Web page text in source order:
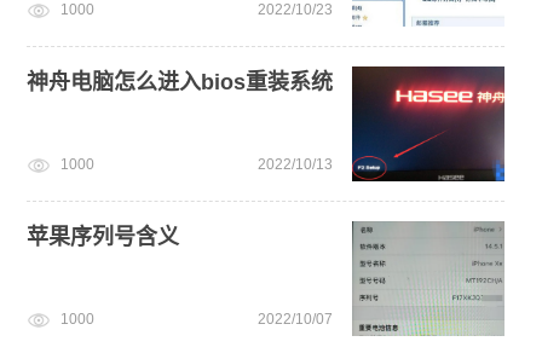
1000 2022/10/23
神舟电脑怎么进入bios重装系统
1000 2022/10/13
苹果序列号含义
1000 2022/10/07